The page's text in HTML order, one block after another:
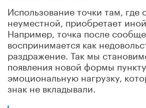
Использование точки там, где
неуместной, приобретает
Например, точка после
воспринимается как
раздражение. Так мы
появления новой формы
эмоциональную нагрузку,
знак не вкладывали.